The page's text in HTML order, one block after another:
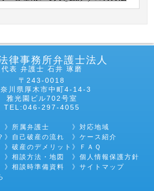
律事務所弁護士法人
代表 弁護士 石井 琢磨
〒243-0018
川県厚木市中町4-14-3
雅光園ビル702号室
TEL:046-297-4055
所属弁護士
自己破産の流れ
破産のデメリット
相談方法・地図
相談時準備資料
対応地域
ケース紹介
ＦＡＱ
個人情報保護方針
サイトマップ